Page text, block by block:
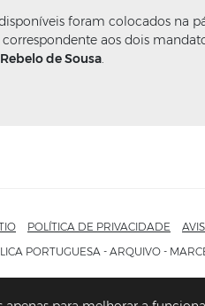
foram colocados na
aos dois
de Sousa.
POLÍTICA DE PRIVACIDADE
PORTUGUESA - ARQUIVO -